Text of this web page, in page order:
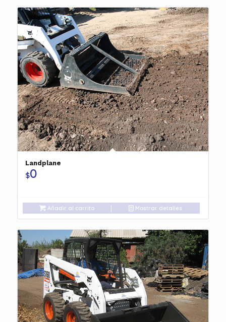
Landplane
$0
Añadir al carrito Mostrar detalles